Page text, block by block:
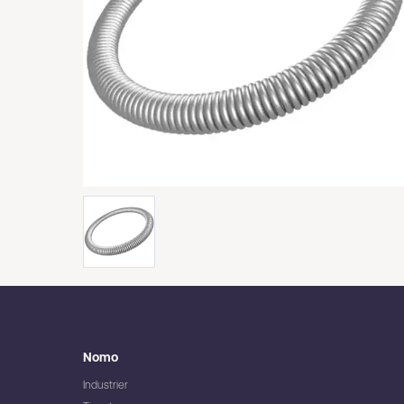
Nomo
Industrier